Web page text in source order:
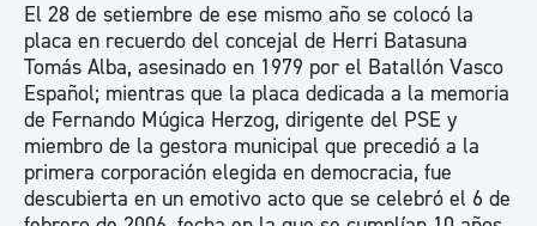
El 28 de setiembre de ese mismo año se colocó la
placa en recuerdo del concejal de Herri Batasuna
Tomás Alba, asesinado en 1979 por el Batallón Vasco
Español; mientras que la placa dedicada a la memoria
de Fernando Múgica Herzog, dirigente del PSE y
miembro de la gestora municipal que precedió a la
primera corporación elegida en democracia, fue
descubierta en un emotivo acto que se celebró el 6 de